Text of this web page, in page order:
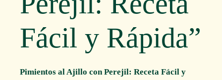
Fácil y Rápida”
Pimientos al Ajillo con Perejil: Receta Fácil y